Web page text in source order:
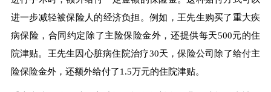
进一步减轻被保险人的经济负担。例如，王先生购买了重大疾
病保险，合同约定除了主险保险金外，还提供每天500元的住
院津贴。王先生因心脏病住院治疗30天，保险公司除了给付主
险保险金外，还额外给付了1.5万元的住院津贴。